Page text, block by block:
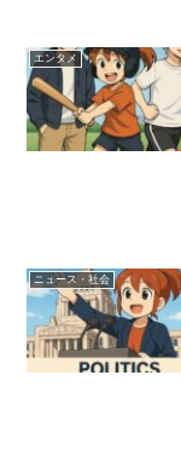
エンタメ
ニュース・社会